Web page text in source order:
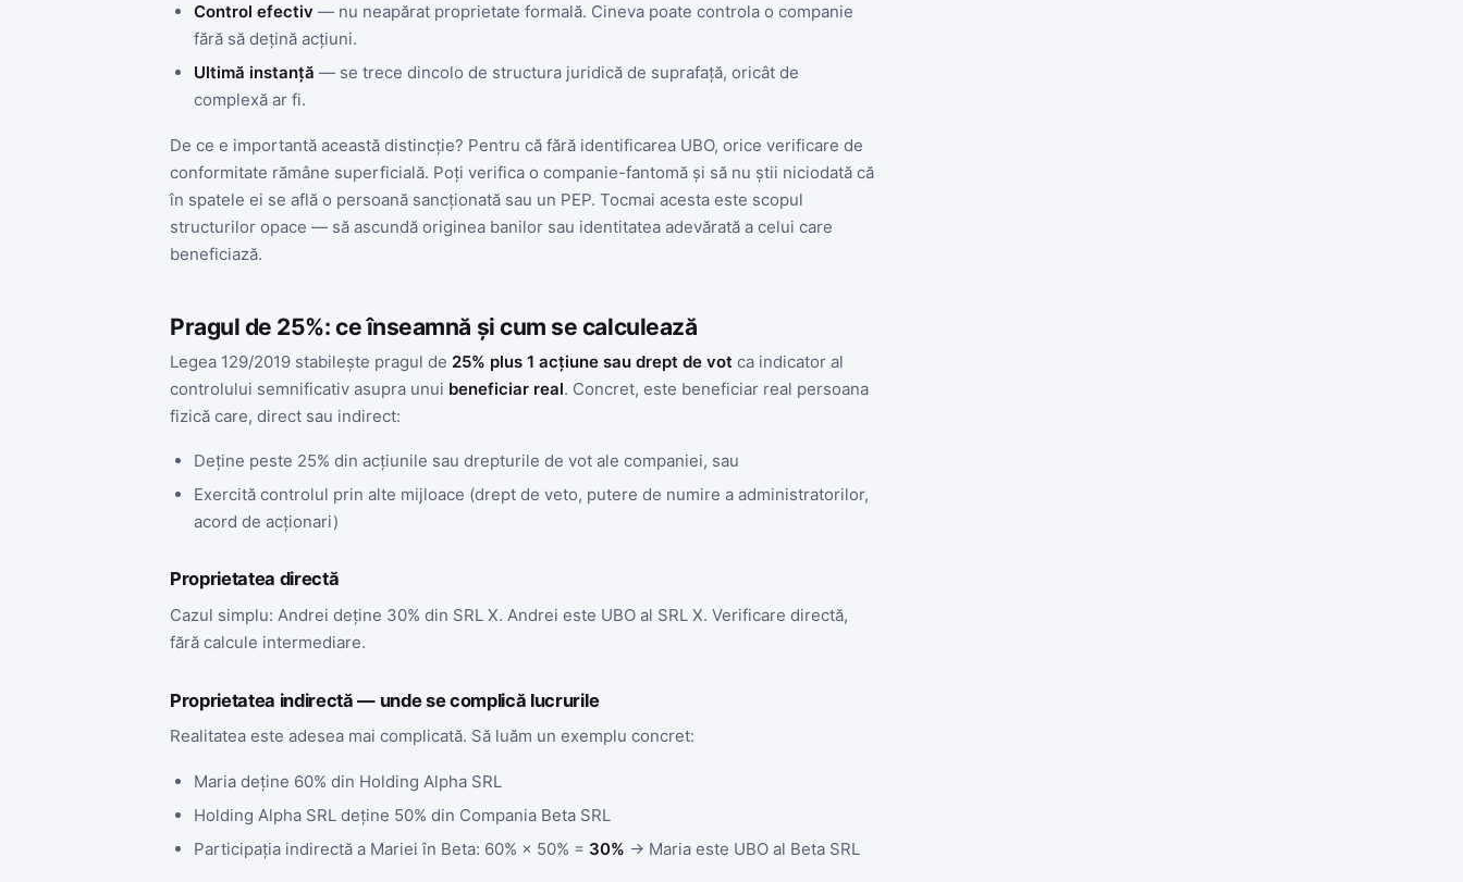
Control efectiv — nu neapărat proprietate formală. Cineva poate controla o companie
fără să dețină acțiuni.
Ultimă instanță — se trece dincolo de structura juridică de suprafață, oricât de
complexă ar fi.
De ce e importantă această distincție? Pentru că fără identificarea UBO, orice verificare de
conformitate rămâne superficială. Poți verifica o companie-fantomă și să nu știi niciodată că
în spatele ei se află o persoană sancționată sau un PEP. Tocmai acesta este scopul
structurilor opace — să ascundă originea banilor sau identitatea adevărată a celui care
beneficiază.
Pragul de 25%: ce înseamnă și cum se calculează
Legea 129/2019 stabilește pragul de 25% plus 1 acțiune sau drept de vot ca indicator al
controlului semnificativ asupra unui beneficiar real. Concret, este beneficiar real persoana
fizică care, direct sau indirect:
Deține peste 25% din acțiunile sau drepturile de vot ale companiei, sau
Exercită controlul prin alte mijloace (drept de veto, putere de numire a administratorilor,
acord de acționari)
Proprietatea directă
Cazul simplu: Andrei deține 30% din SRL X. Andrei este UBO al SRL X. Verificare directă,
fără calcule intermediare.
Proprietatea indirectă — unde se complică lucrurile
Realitatea este adesea mai complicată. Să luăm un exemplu concret:
Maria deține 60% din Holding Alpha SRL
Holding Alpha SRL deține 50% din Compania Beta SRL
Participația indirectă a Mariei în Beta: 60% × 50% = 30% → Maria este UBO al Beta SRL